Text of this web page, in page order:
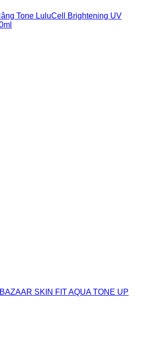
Tone LuluCell Brightening UV
SKIN FIT AQUA TONE UP